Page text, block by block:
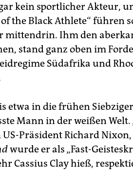
kein sportlicher Akteur,
of the Black Athlete“ führen
mittendrin. Ihm den
stand ganz oben im
Südafrika und
etwa in die frühen
Mann in der weißen
Präsident Richard
wurde er als „Fast-
Cassius Clay hieß,